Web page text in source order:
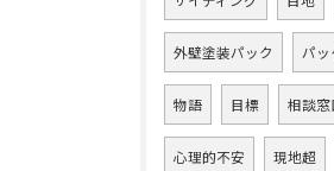
外壁塗装パック パッ
物語 目標 相談窓
心理的不安 現地超